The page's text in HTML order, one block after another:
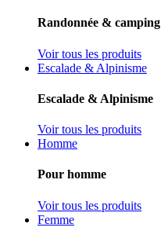
Randonnée & camping
Voir tous les produits
Escalade & Alpinisme
Escalade & Alpinisme
Voir tous les produits
Homme
Pour homme
Voir tous les produits
Femme